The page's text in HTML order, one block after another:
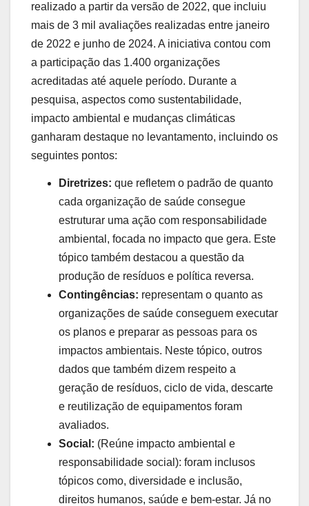
realizado a partir da versão de 2022, que incluiu
mais de 3 mil avaliações realizadas entre janeiro
de 2022 e junho de 2024. A iniciativa contou com
a participação das 1.400 organizações
acreditadas até aquele período. Durante a
pesquisa, aspectos como sustentabilidade,
impacto ambiental e mudanças climáticas
ganharam destaque no levantamento, incluindo os
seguintes pontos:
Diretrizes: que refletem o padrão de quanto
cada organização de saúde consegue
estruturar uma ação com responsabilidade
ambiental, focada no impacto que gera. Este
tópico também destacou a questão da
produção de resíduos e política reversa.
Contingências: representam o quanto as
organizações de saúde conseguem executar
os planos e preparar as pessoas para os
impactos ambientais. Neste tópico, outros
dados que também dizem respeito a
geração de resíduos, ciclo de vida, descarte
e reutilização de equipamentos foram
avaliados.
Social: (Reúne impacto ambiental e
responsabilidade social): foram inclusos
tópicos como, diversidade e inclusão,
direitos humanos, saúde e bem-estar. Já no